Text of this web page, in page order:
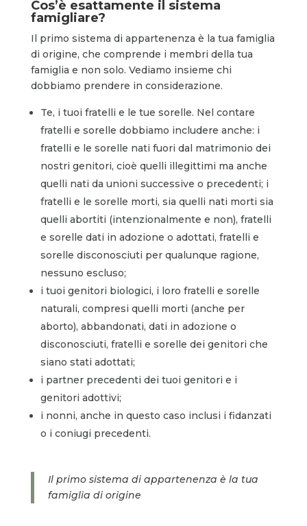
Cos’è esattamente il sistema
famigliare?
Il primo sistema di appartenenza è la tua famiglia
di origine, che comprende i membri della tua
famiglia e non solo. Vediamo insieme chi
dobbiamo prendere in considerazione.
Te, i tuoi fratelli e le tue sorelle. Nel contare
fratelli e sorelle dobbiamo includere anche: i
fratelli e le sorelle nati fuori dal matrimonio dei
nostri genitori, cioè quelli illegittimi ma anche
quelli nati da unioni successive o precedenti; i
fratelli e le sorelle morti, sia quelli nati morti sia
quelli abortiti (intenzionalmente e non), fratelli
e sorelle dati in adozione o adottati, fratelli e
sorelle disconosciuti per qualunque ragione,
nessuno escluso;
i tuoi genitori biologici, i loro fratelli e sorelle
naturali, compresi quelli morti (anche per
aborto), abbandonati, dati in adozione o
disconosciuti, fratelli e sorelle dei genitori che
siano stati adottati;
i partner precedenti dei tuoi genitori e i
genitori adottivi;
i nonni, anche in questo caso inclusi i fidanzati
o i coniugi precedenti.
Il primo sistema di appartenenza è la tua
famiglia di origine